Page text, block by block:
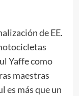
de EE.
Yaffe como
maestras
es más que un